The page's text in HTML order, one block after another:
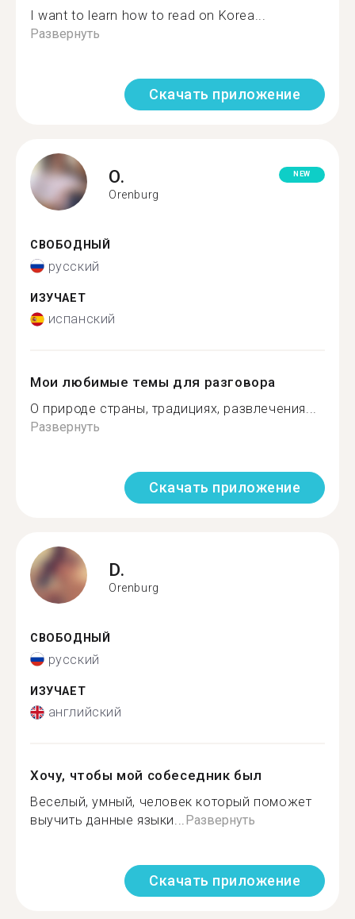
I want to learn how to read on Korea...
Развернуть
Скачать приложение
O.
Orenburg
NEW
СВОБОДНЫЙ
русский
ИЗУЧАЕТ
испанский
Мои любимые темы для разговора
О природе страны, традициях, развлечения...
Развернуть
Скачать приложение
D.
Orenburg
СВОБОДНЫЙ
русский
ИЗУЧАЕТ
английский
Хочу, чтобы мой собеседник был
Веселый, умный, человек который поможет
выучить данные языки...Развернуть
Скачать приложение